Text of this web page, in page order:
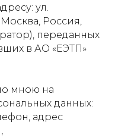
ул.
Москва, Россия,
переданных
в АО «ЕЭТП»
мною на
данных:
адрес